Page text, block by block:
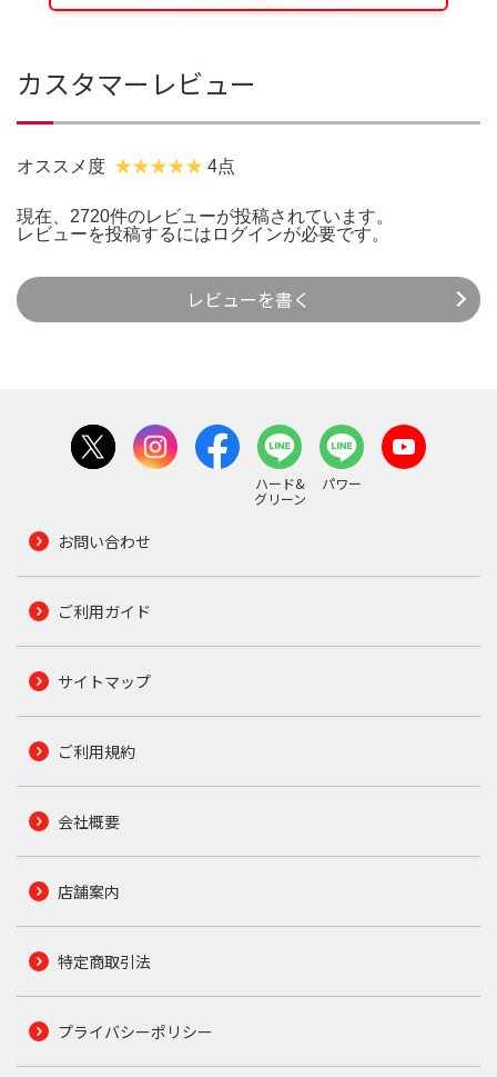
カスタマーレビュー
オススメ度 4点
現在、2720件のレビューが投稿されています。
レビューを投稿するには ログインが必要です。
レビューを書く
ハード&
グリーン
パワー
お問い合わせ
ご利用ガイド
サイトマップ
ご利用規約
会社概要
店舗案内
特定商取引法
プライバシーポリシー